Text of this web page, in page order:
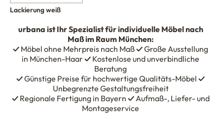
Lackierung weiß
urbana ist Ihr Spezialist für individuelle Möbel nach
Maß im Raum München:
✓ Möbel ohne Mehrpreis nach Maß✓Große Ausstellung
in München-Haar✓ Kostenlose und unverbindliche
Beratung
✓Günstige Preise für hochwertige Qualitäts-Möbel ✓
Unbegrenzte Gestaltungsfreiheit
✓Regionale Fertigung in Bayern ✓Aufmaß-, Liefer- und
Montageservice